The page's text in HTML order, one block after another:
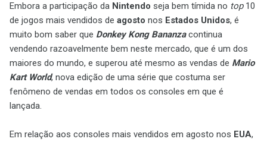
Embora a participação da Nintendo seja bem tímida no top 10
de jogos mais vendidos de agosto nos Estados Unidos, é
muito bom saber que Donkey Kong Bananzacontinua
vendendo razoavelmente bem neste mercado, que é um dos
maiores do mundo, e superou até mesmo as vendas de Mario
Kart World, nova edição de uma série que costuma ser
fenômeno de vendas em todos os consoles em que é
lançada.
Em relação aos consoles mais vendidos em agosto nos EUA,